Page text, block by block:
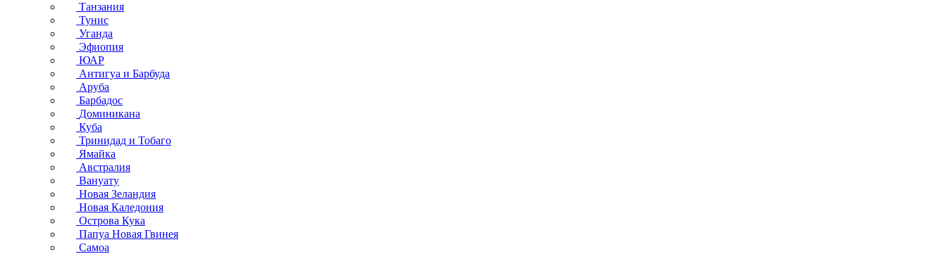
Танзания
Тунис
Уганда
Эфиопия
ЮАР
Антигуа и Барбуда
Аруба
Барбадос
Доминикана
Куба
Тринидад и Тобаго
Ямайка
Австралия
Вануату
Новая Зеландия
Новая Каледония
Острова Кука
Папуа Новая Гвинея
Самоа